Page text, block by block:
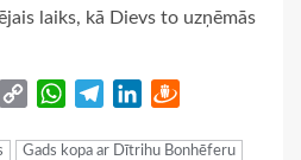
laiks, kā Dievs to uzņēmās
Email
Copy
WhatsApp
TelegramLinkedIn
Gads kopa ar Dītrihu Bonhēferu